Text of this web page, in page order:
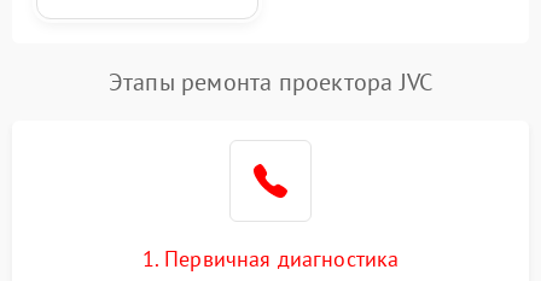
Этапы ремонта проектора JVC
1. Первичная диагностика